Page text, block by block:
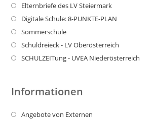
Elternbriefe des LV Steiermark
Digitale Schule: 8-PUNKTE-PLAN
Sommerschule
Schuldreieck - LV Oberösterreich
SCHULZEITung - UVEA Niederösterreich
Informationen
Angebote von Externen